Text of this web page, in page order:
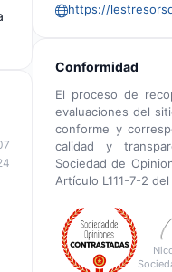
https://
Conformidad
El proceso de
evaluaciones del
conforme y
calidad y
Sociedad de
Artículo L111-7-2